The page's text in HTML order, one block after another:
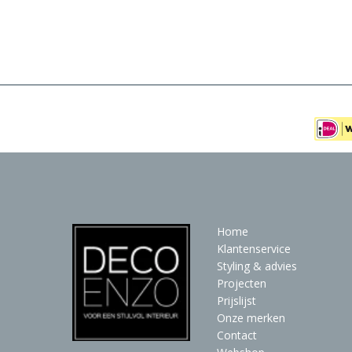
Verlichting
Home
Klantenservice
Styling & advies
Projecten
Prijslijst
Onze merken
Contact